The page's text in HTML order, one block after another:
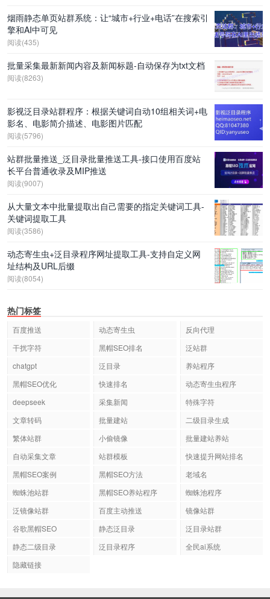
烟雨静态单页站群系统：让“城市+行业+电话”在搜索引
擎和AI中可见
阅读(435)
批量采集最新新闻内容及新闻标题-自动保存为txt文档
阅读(8263)
影视泛目录站群程序：根据关键词自动10组相关词+电
影名、电影简介描述、电影图片匹配
阅读(5796)
站群批量推送_泛目录批量推送工具-接口使用百度站
长平台普通收录及MIP推送
阅读(9007)
从大量文本中批量提取出自己需要的指定关键词工具-
关键词提取工具
阅读(3586)
动态寄生虫+泛目录程序网址提取工具-支持自定义网
址结构及URL后缀
阅读(8054)
热门标签
百度推送 动态寄生虫
反向代理
干扰字符
黑帽SEO排名
泛站群
chatgpt
泛目录
养站程序
黑帽SEO优化
快速排名
动态寄生虫程序
deepseek
采集新闻
特殊字符
文章转码
批量建站
二级目录生成
繁体站群
小偷镜像
批量建站养站
自动采集文章
站群模板
快速提升网站排名
黑帽SEO案例
黑帽SEO方法
老域名
蜘蛛池站群
黑帽SEO养站程序
蜘蛛池程序
泛镜像站群
百度主动推送
镜像站群
谷歌黑帽SEO
静态泛目录
泛目录站群
静态二级目录
泛目录程序
全民ai系统
隐藏链接